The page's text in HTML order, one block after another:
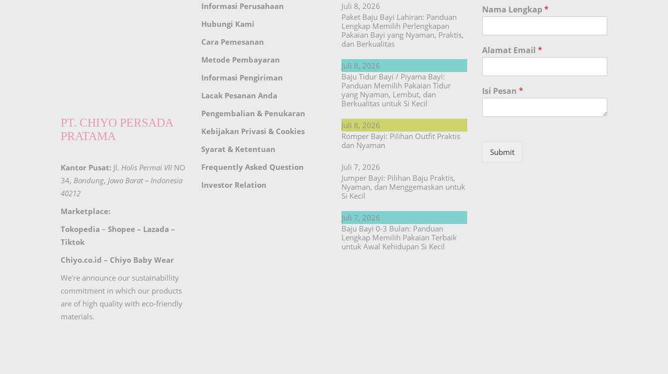
PT. CHIYO PERSADA
PRATAMA
Kantor Pusat: Jl. Holis Permai VII NO
34, Bandung, Jawa Barat – Indonesia
40212
Marketplace:
Tokopedia – Shopee – Lazada –
Tiktok
Chiyo.co.id – Chiyo Baby Wear
We’re announce our sustainabillity
commitment in which our products
are of high quality with eco-friendly
materials.
Informasi Perusahaan
Hubungi Kami
Cara Pemesanan
Metode Pembayaran
Informasi Pengiriman
Lacak Pesanan Anda
Pengembalian & Penukaran
Kebijakan Privasi & Cookies
Syarat & Ketentuan
Frequently Asked Question
Investor Relation
Juli 8, 2026
Paket Baju Bayi Lahiran: Panduan
Lengkap Memilih Perlengkapan
Pakaian Bayi yang Nyaman, Praktis,
dan Berkualitas
Juli 8, 2026
Baju Tidur Bayi / Piyama Bayi:
Panduan Memilih Pakaian Tidur
yang Nyaman, Lembut, dan
Berkualitas untuk Si Kecil
Juli 8, 2026
Romper Bayi: Pilihan Outfit Praktis
dan Nyaman
Juli 7, 2026
Jumper Bayi: Pilihan Baju Praktis,
Nyaman, dan Menggemaskan untuk
Si Kecil
Juli 7, 2026
Baju Bayi 0-3 Bulan: Panduan
Lengkap Memilih Pakaian Terbaik
untuk Awal Kehidupan Si Kecil
Nama Lengkap*
Alamat Email *
Isi Pesan *
Submit